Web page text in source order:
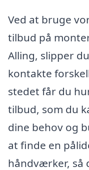
Ved at bruge
tilbud på
Alling, slipper
kontakte
stedet får du
tilbud, som du
dine behov og
at finde en
håndværker, så